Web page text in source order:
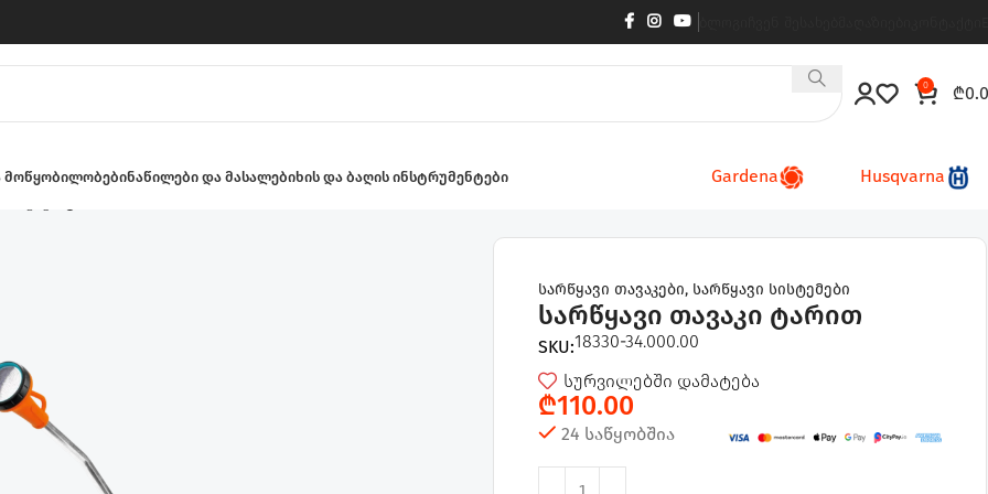
0 ₾
მოწყობილობებინაწილები და მასალებიხის და ბაღის ინსტრუმენტები Gardena Husqvarna
სარწყავი თავაკები, სარწყავი სისტემები
სარწყავი თავაკი ტარით
SKU:18330-34.000.00
სურვილებში დამატება
₾110.00
24 საწყობშია